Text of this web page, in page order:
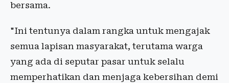
bersama.
"Ini tentunya dalam rangka untuk mengajak
semua lapisan masyarakat, terutama warga
yang ada di seputar pasar untuk selalu
memperhatikan dan menjaga kebersihan demi